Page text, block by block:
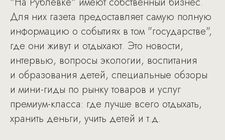
Для них газета предоставляет самую полную
информацию о событиях в том "государстве",
где они живут и отдыхают. Это новости,
интервью, вопросы экологии, воспитания
и образования детей, специальные обзоры
и мини-гиды по рынку товаров и услуг
премиум-класса: где лучше всего отдыхать,
хранить деньги, учить детей и т.д.